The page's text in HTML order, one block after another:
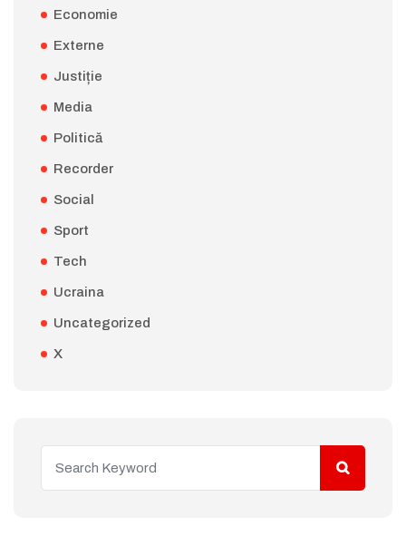
Economie
Externe
Justiție
Media
Politică
Recorder
Social
Sport
Tech
Ucraina
Uncategorized
X